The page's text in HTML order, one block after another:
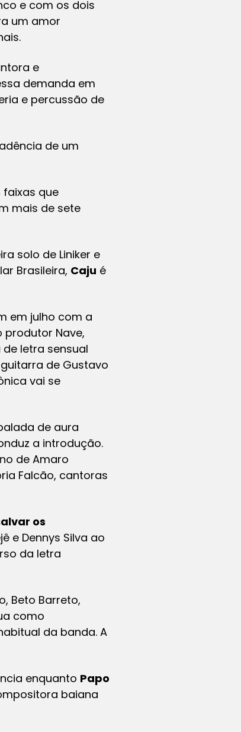
e com os dois
um amor
e
demanda em
e percussão de
de um
faixas que
mais de sete
solo de Liniker e
Brasileira, Caju é
em julho com a
produtor Nave,
de letra sensual
de Gustavo
vai se
de aura
a introdução.
de Amaro
Falcão, cantoras
os
e Dennys Silva ao
da letra
Beto Barreto,
como
da banda. A
enquanto Papo
baiana